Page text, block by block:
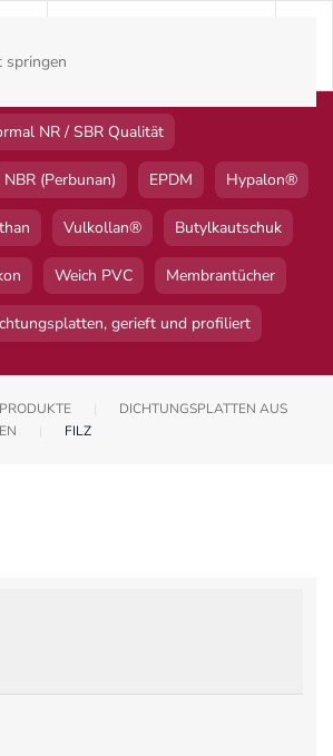
springen
NR / SBR Qualität
NBR (Perbunan) EPDM Hypalon®
Vulkollan® Butylkautschuk
Weich PVC Membrantücher
gerieft und profiliert
DICHTUNGSPLATTEN AUS
FILZ